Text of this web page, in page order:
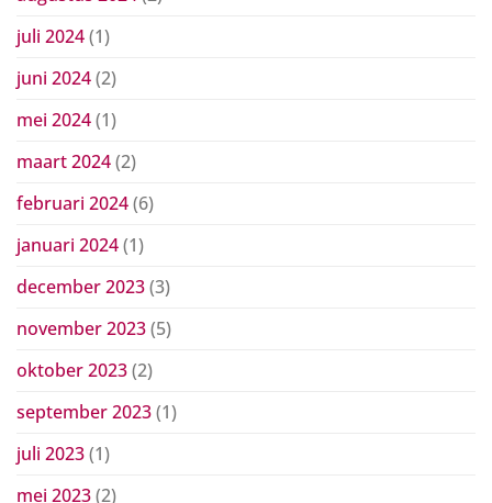
juli 2024(1)
juni 2024(2)
mei 2024(1)
maart 2024(2)
februari 2024(6)
januari 2024(1)
december 2023(3)
november 2023(5)
oktober 2023(2)
september 2023(1)
juli 2023(1)
mei 2023(2)